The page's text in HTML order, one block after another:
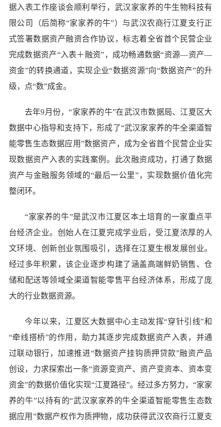
据入表工作座谈会顺利举行，武汉家家养的牛生物科技有
限公司（后简称“家家养的牛”）与武汉农商行江夏支行正
式签署数据资产融资合作协议，标志着全省首个民营企业
完成数据资产“入表＋融资”，成功畅通数据“资源—资产—
资金”的转换通道，实现企业“数据资源”向“数据资产”的升
级，点“数”成金。
去年9月份，“家家养的牛”在武汉市数据局、江夏区大
数据中心指导和支持下，形成了“武汉家家养的牛全渠道智
能零售生态数据应用”数据资产，成为全省首个民营企业实
现数据资产入表的实践案例。此次融资成功，打通了数据
资产与金融服务领域的“最后一公里”，实现数据价值化完
整闭环。
“家家养的牛”是武汉市江夏区本土培育的一家重点平
台经济企业。创始人在江夏完成学业后，受江夏浓厚的人
文环境、创新创业氛围吸引，选择在江夏生根发展创业。
经过多年积累，该企业逐步构建了涵盖高端鲜奶销售、仓
储和配送等领域全渠道智能零售平台经济体系，形成了庞
大的行业数据资源。
今年以来，江夏区大数据中心主动发挥“穿针引线”和
“牵线搭桥”的作用，助力其逐步完成数据资产入表，并通
过联动银行，加速推进“数据资产挂钩质押贷款”融资产品
创设，力求探索出一条“资源变资产、资产变资本、资本变
资金”的数据价值化实现“江夏路径”。经过多方努力，“家家
养的牛”以持有的“武汉家家养的牛全渠道智能零售生态数
据应用”数据产权作为质押物，成功获得武汉农商行江夏支